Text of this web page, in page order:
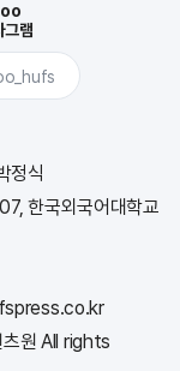
그램
정식
한국외국어대학교
원 All rights